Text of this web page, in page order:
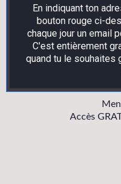
En indiquant ton
bouton rouge ci-
chaque jour un email
C'est entièrement
quand tu le souhaites
Accès